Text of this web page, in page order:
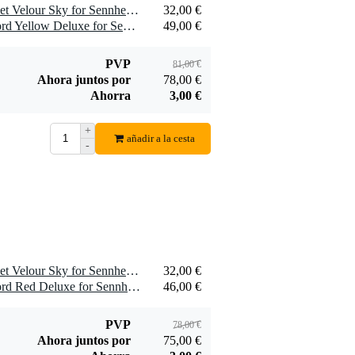
1 x Zomo HD 25 Earpad Set Velour Sky for Sennheiser HD 25 Headphones
32,00 €
1 x Zomo HD 25 Spiral Cord Yellow Deluxe for Sennheiser HD 25 Headphones
49,00 €
PVP 81,00 €
Ahora juntos por
78,00 €
Ahorra
3,00 €
+
-
añadir a la cesta
1 x Zomo HD 25 Earpad Set Velour Sky for Sennheiser HD 25 Headphones
32,00 €
1 x Zomo HD 25 Spiral Cord Red Deluxe for Sennheiser HD 25 Headphones
46,00 €
PVP 78,00 €
Ahora juntos por
75,00 €